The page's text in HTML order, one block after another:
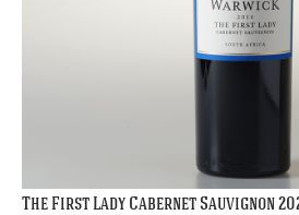
The First Lady Cabernet Sauvignon